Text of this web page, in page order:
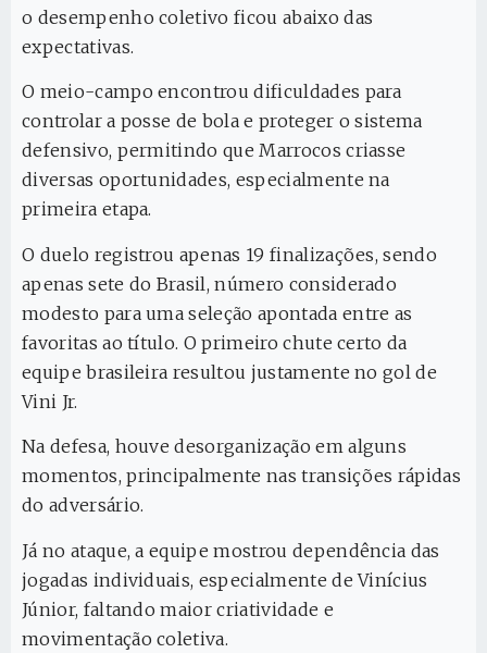
o desempenho coletivo ficou abaixo das
expectativas.
O meio-campo encontrou dificuldades para
controlar a posse de bola e proteger o sistema
defensivo, permitindo que Marrocos criasse
diversas oportunidades, especialmente na
primeira etapa.
O duelo registrou apenas 19 finalizações, sendo
apenas sete do Brasil, número considerado
modesto para uma seleção apontada entre as
favoritas ao título. O primeiro chute certo da
equipe brasileira resultou justamente no gol de
Vini Jr.
Na defesa, houve desorganização em alguns
momentos, principalmente nas transições rápidas
do adversário.
Já no ataque, a equipe mostrou dependência das
jogadas individuais, especialmente de Vinícius
Júnior, faltando maior criatividade e
movimentação coletiva.